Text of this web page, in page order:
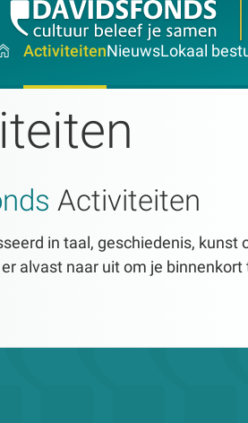
ActiviteitenNieuwsLokaal
Activiteiten
in taal, geschiedenis,
alvast naar uit om je